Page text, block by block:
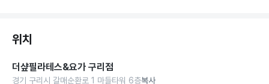
위치
더샾필라테스&요가 구리점
경기 구리시 갈매순환로 1 마들타워 6층복사